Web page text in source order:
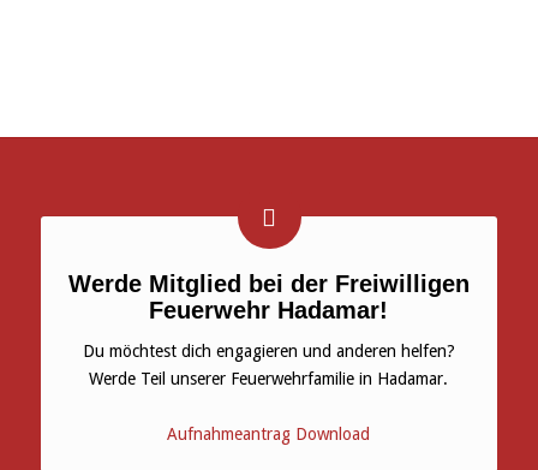
Werde Mitglied bei der Freiwilligen
Feuerwehr Hadamar!
Du möchtest dich engagieren und anderen helfen?
Werde Teil unserer Feuerwehrfamilie in Hadamar.
Aufnahmeantrag Download